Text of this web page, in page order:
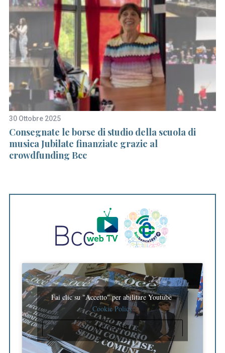
30 Ottobre 2025
Consegnate le borse di studio della scuola di
musica Jubilate finanziate grazie al
crowdfunding Bcc
Fai clic su "Accetto" per abilitare Youtube
Cookie Policy
ACCETTO
e
a
h
f
o
r
: